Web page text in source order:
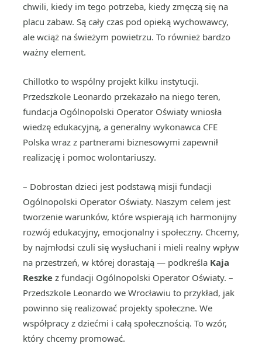
chwili, kiedy im tego potrzeba, kiedy zmęczą się na
placu zabaw. Są cały czas pod opieką wychowawcy,
ale wciąż na świeżym powietrzu. To również bardzo
ważny element.
Chillotko to wspólny projekt kilku instytucji.
Przedszkole Leonardo przekazało na niego teren,
fundacja Ogólnopolski Operator Oświaty wniosła
wiedzę edukacyjną, a generalny wykonawca CFE
Polska wraz z partnerami biznesowymi zapewnił
realizację i pomoc wolontariuszy.
– Dobrostan dzieci jest podstawą misji fundacji
Ogólnopolski Operator Oświaty. Naszym celem jest
tworzenie warunków, które wspierają ich harmonijny
rozwój edukacyjny, emocjonalny i społeczny. Chcemy,
by najmłodsi czuli się wysłuchani i mieli realny wpływ
na przestrzeń, w której dorastają — podkreśla Kaja
Reszke z fundacji Ogólnopolski Operator Oświaty. –
Przedszkole Leonardo we Wrocławiu to przykład, jak
powinno się realizować projekty społeczne. We
współpracy z dziećmi i całą społecznością. To wzór,
który chcemy promować.